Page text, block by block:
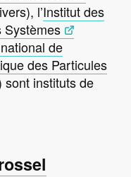
l’Institut des
Systèmes
de
des Particules
sont instituts de